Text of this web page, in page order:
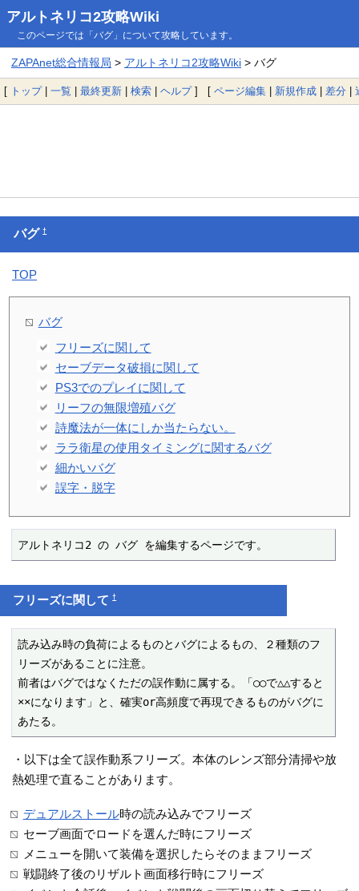
アルトネリコ2攻略Wiki
このページでは「バグ」について攻略しています。
ZAPAnet総合情報局 > アルトネリコ2攻略Wiki> バグ
[ トップ| 一覧 | 最終更新 | 検索 | ヘルプ] [ ページ編集 | 新規作成 | 差分 |
バグ†
TOP
バグ
フリーズに関して
セーブデータ破損に関して
PS3でのプレイに関して
リーフの無限増殖バグ
詩魔法が一体にしか当たらない。
ララ衛星の使用タイミングに関するバグ
細かいバグ
誤字・脱字
アルトネリコ2 の バグ を編集するページです。
フリーズに関して†
読み込み時の負荷によるものとバグによるもの、２種類のフ
リーズがあることに注意。
前者はバグではなくただの誤作動に属する。「○○で△△すると
××になります」と、確実or高頻度で再現できるものがバグに
あたる。
・以下は全て誤作動系フリーズ。本体のレンズ部分清掃や放
熱処理で直ることがあります。
デュアルストール時の読み込みでフリーズ
セーブ画面でロードを選んだ時にフリーズ
メニューを開いて装備を選択したらそのままフリーズ
戦闘終了後のリザルト画面移行時にフリーズ